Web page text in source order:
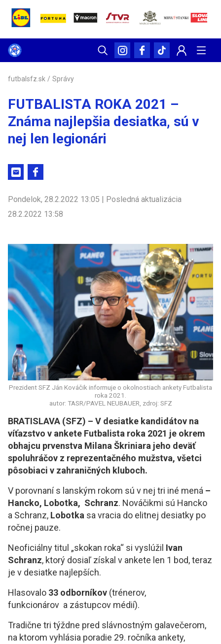
futbalsfz.sk / Správy
FUTBALISTA ROKA 2021 –
Známa najlepšia desiatka, sú v
nej len legionári
Pondelok, 28.2.2022 13:05 | Posledná aktualizácia
28.2.2022 13:58
Prezident SFZ Ján Kováčik informuje o okolnostiach ankety Futbalista
roka 2021.
autor: TASR/PAVEL NEUBAUER, zdroj: SFZ
BRATISLAVA (SFZ) – V desiatke kandidátov na
víťazstvo v ankete Futbalista roka 2021 je okrem
obhajcu prvenstva Milana Škriniara jeho deväť
spoluhráčov z reprezentačného mužstva, všetci
pôsobiaci v zahraničných kluboch.
V porovnaní s lanským rokom sú v nej tri iné mená –
Hancko, Lobotka, Schranz. Nováčikmi sú Hancko
a Schranz, Lobotka sa vracia do elitnej desiatky po
ročnej pauze.
Neoficiálny titul „skokan roka“ si vyslúžil Ivan
Schranz, ktorý dosiaľ získal v ankete len 1 bod, teraz
je v desiatke najlepších.
Hlasovalo 33 odborníkov (trénerov,
funkcionárov a zástupcov médií).
Tradične tri týždne pred slávnostným galavečerom,
na ktorom vyhlásia poradie 29. ročníka ankety,